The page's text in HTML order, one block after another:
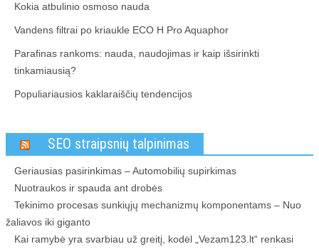
Kokia atbulinio osmoso nauda
Vandens filtrai po kriaukle ECO H Pro Aquaphor
Parafinas rankoms: nauda, naudojimas ir kaip išsirinkti
tinkamiausią?
Populiariausios kaklaraiščių tendencijos
SEO straipsnių talpinimas
Geriausias pasirinkimas – Automobilių supirkimas
Nuotraukos ir spauda ant drobės
Tekinimo procesas sunkiųjų mechanizmų komponentams – Nuo
žaliavos iki giganto
Kai ramybė yra svarbiau už greitį, kodėl „Vezam123.lt“ renkasi